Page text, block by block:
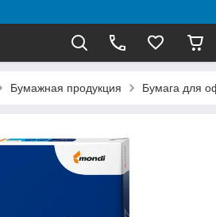
Бумажная продукция Бумага для